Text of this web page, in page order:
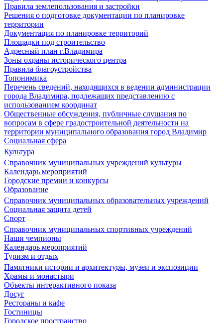
Правила землепользования и застройки
Решения о подготовке документации по планировке
территории
Документация по планировке территорий
Площадки под строительство
Адресный план г.Владимира
Зоны охраны исторического центра
Правила благоустройства
Топонимика
Перечень сведений, находящихся в ведении администрации
города Владимира, подлежащих представлению с
использованием координат
Общественные обсуждения, публичные слушания по
вопросам в сфере градостроительной деятельности на
территории муниципального образования город Владимир
Социальная сфера
Культура
Справочник муниципальных учреждений культуры
Календарь мероприятий
Городские премии и конкурсы
Образование
Справочник муниципальных образовательных учреждений
Социальная защита детей
Спорт
Справочник муниципальных спортивных учреждений
Наши чемпионы
Календарь мероприятий
Туризм и отдых
Памятники истории и архитектуры, музеи и экспозиции
Храмы и монастыри
Объекты интерактивного показа
Досуг
Рестораны и кафе
Гостиницы
Городское пространство